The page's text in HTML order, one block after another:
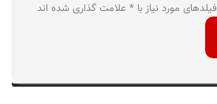
فیلدهای مورد نیاز با * علامت گذاری شده اند